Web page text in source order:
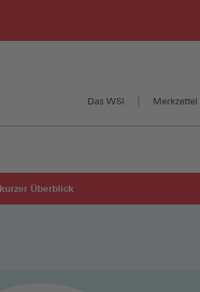
Das WSI Merkzettel
Überblick